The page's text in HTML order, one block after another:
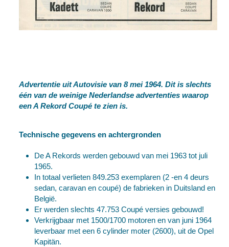
Advertentie uit Autovisie van 8 mei 1964.Dit is slechts
één van de weinige Nederlandse advertenties waarop
een A Rekord Coupé te zien is.
Technische gegevens en achtergronden
De A Rekords werden gebouwd van mei 1963 tot juli
1965.
In totaal verlieten 849.253 exemplaren (2 -en 4 deurs
sedan, caravan en coupé) de fabrieken in Duitsland en
België.
Er werden slechts 47.753 Coupé versies gebouwd!
Verkrijgbaar met 1500/1700 motoren en van juni 1964
leverbaar met een 6 cylinder moter (2600), uit de Opel
Kapitän.